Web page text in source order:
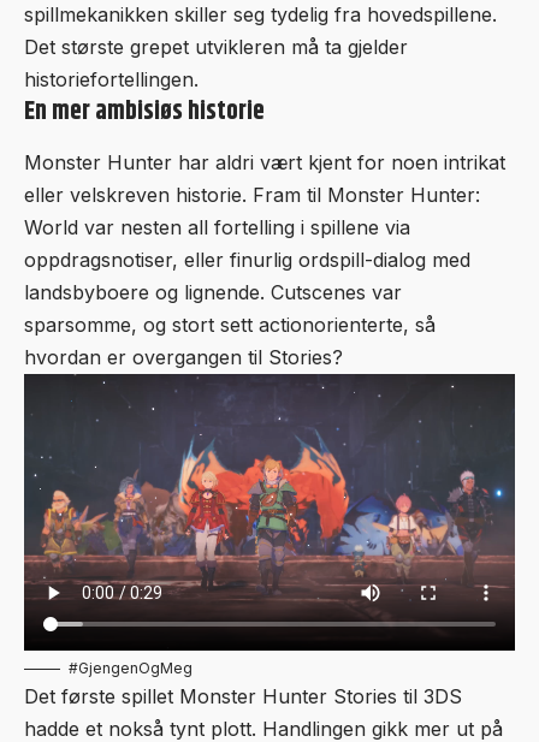
spillmekanikken skiller seg tydelig fra hovedspillene.
Det største grepet utvikleren må ta gjelder
historiefortellingen.
En mer ambisiøs historie
Monster Hunter har aldri vært kjent for noen intrikat
eller velskreven historie. Fram til Monster Hunter:
World var nesten all fortelling i spillene via
oppdragsnotiser, eller finurlig ordspill-dialog med
landsbyboere og lignende. Cutscenes var
sparsomme, og stort sett actionorienterte, så
hvordan er overgangen til Stories?
#GjengenOgMeg
Det første spillet Monster Hunter Stories til 3DS
hadde et nokså tynt plott. Handlingen gikk mer ut på